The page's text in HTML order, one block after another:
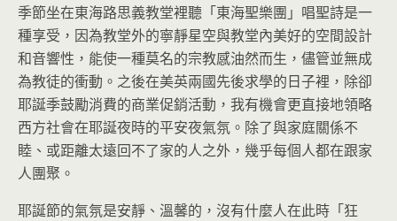
季節坐在東海路思義教堂裡聽「東海聖樂團」唱聖詩是一
種享受，因為教堂外的寧靜星空與教堂內美好的空間設計
和音響性，能使一種莫名的宗教感油然而生，儘管並無成
為教徒的衝動。之後在美英兩國先後求學的日子裡，除卻
耶誕季鼓勵消費的商業促銷活動，我有機會更直接地領略
西方社會在耶誕夜時的平安夜氣氛。除了與家庭關係不
睦、或距離太遠回不了家的人之外，幾乎每個人都在跟家
人團聚。
耶誕節的氣氛是安靜、溫馨的，沒有什麼人在此時「狂